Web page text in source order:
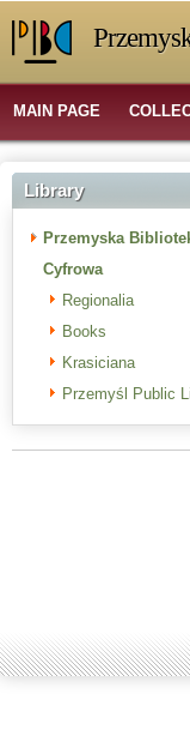
MAIN PAGE
Library
Przemyska
Cyfrowa
Regionalia
Books
Krasiciana
Przemyśl Public